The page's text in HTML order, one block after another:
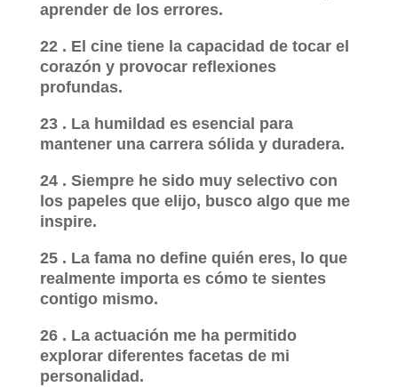
aprender de los errores.
22 . El cine tiene la capacidad de tocar el
corazón y provocar reflexiones
profundas.
23 . La humildad es esencial para
mantener una carrera sólida y duradera.
24 . Siempre he sido muy selectivo con
los papeles que elijo, busco algo que me
inspire.
25 . La fama no define quién eres, lo que
realmente importa es cómo te sientes
contigo mismo.
26 . La actuación me ha permitido
explorar diferentes facetas de mi
personalidad.